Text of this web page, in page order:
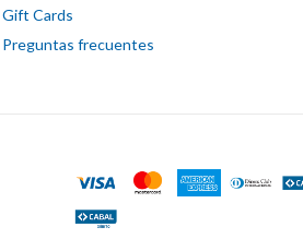
Gift Cards
Preguntas frecuentes